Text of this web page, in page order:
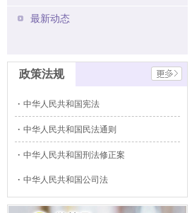
最新动态
政策法规
中华人民共和国宪法
中华人民共和国民法通则
中华人民共和国刑法修正案
中华人民共和国公司法